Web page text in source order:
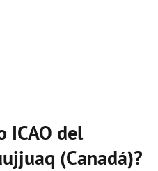
ICAO del
(Canadá)?